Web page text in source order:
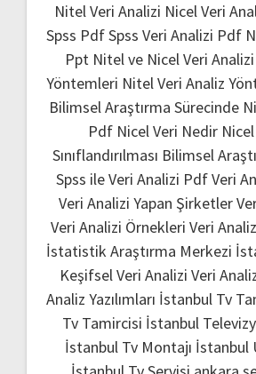
Nitel Veri Analizi Nicel Veri
Spss PdfSpss Veri Analizi Pdf
Ppt Nitel ve Nicel Veri Analizi
Yöntemleri Nitel Veri Analiz
Bilimsel Araştırma Sürecinde
Pdf Nicel Veri Nedir
Sınıflandırılması Bilimsel
Spss ile Veri Analizi PdfVeri
Veri Analizi Yapan Şirketler
Veri Analizi Örnekleri Veri
İstatistik Araştırma Merkezi
Keşifsel Veri Analizi Veri
Analiz Yazılımları İstanbul Tv
Tv Tamircisi İstanbul
İstanbul Tv Montajı İstanbul